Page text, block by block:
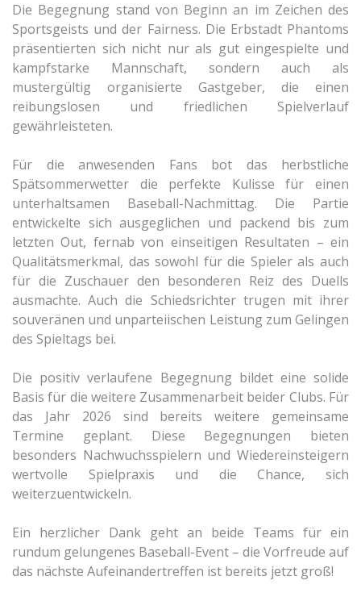
Die Begegnung stand von Beginn an im Zeichen des
Sportsgeists und der Fairness. Die Erbstadt Phantoms
präsentierten sich nicht nur als gut eingespielte und
kampfstarke Mannschaft, sondern auch als
mustergültig organisierte Gastgeber, die einen
reibungslosen und friedlichen Spielverlauf
gewährleisteten.
Für die anwesenden Fans bot das herbstliche
Spätsommerwetter die perfekte Kulisse für einen
unterhaltsamen Baseball-Nachmittag. Die Partie
entwickelte sich ausgeglichen und packend bis zum
letzten Out, fernab von einseitigen Resultaten – ein
Qualitätsmerkmal, das sowohl für die Spieler als auch
für die Zuschauer den besonderen Reiz des Duells
ausmachte. Auch die Schiedsrichter trugen mit ihrer
souveränen und unparteiischen Leistung zum Gelingen
des Spieltags bei.
Die positiv verlaufene Begegnung bildet eine solide
Basis für die weitere Zusammenarbeit beider Clubs. Für
das Jahr 2026 sind bereits weitere gemeinsame
Termine geplant. Diese Begegnungen bieten
besonders Nachwuchsspielern und Wiedereinsteigern
wertvolle Spielpraxis und die Chance, sich
weiterzuentwickeln.
Ein herzlicher Dank geht an beide Teams für ein
rundum gelungenes Baseball-Event – die Vorfreude auf
das nächste Aufeinandertreffen ist bereits jetzt groß!